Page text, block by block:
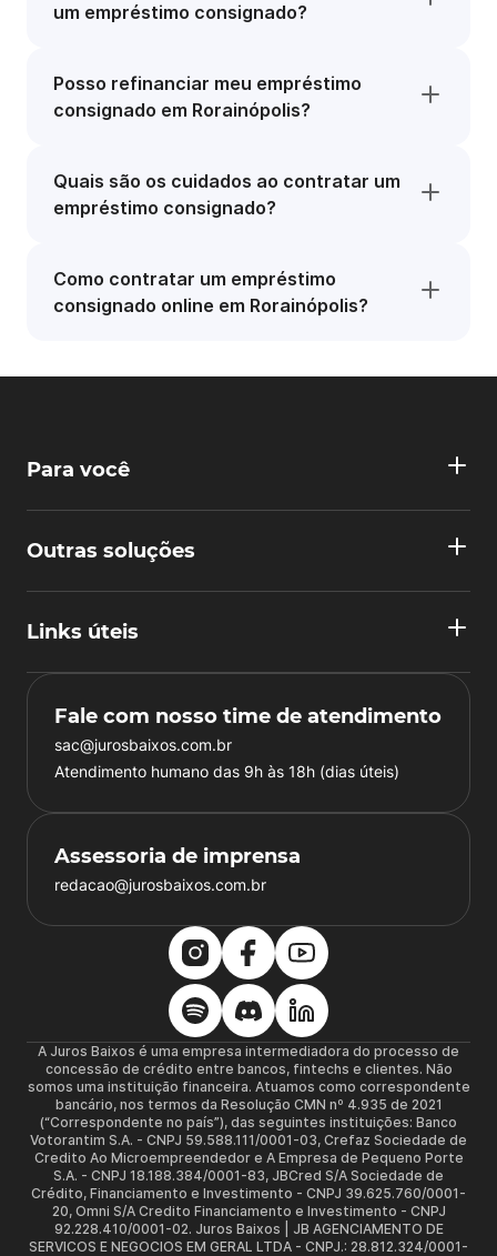
um empréstimo consignado?
Posso refinanciar meu empréstimo
consignado em Rorainópolis?
Quais são os cuidados ao contratar um
empréstimo consignado?
Como contratar um empréstimo
consignado online em Rorainópolis?
Para você
Outras soluções
Links úteis
Fale com nosso time de atendimento
sac@jurosbaixos.com.br
Atendimento humano das 9h às 18h (dias úteis)
Assessoria de imprensa
redacao@jurosbaixos.com.br
A Juros Baixos é uma empresa intermediadora do processo de
concessão de crédito entre bancos, fintechs e clientes. Não
somos uma instituição financeira. Atuamos como correspondente
bancário, nos termos da Resolução CMN nº 4.935 de 2021
(“Correspondente no país”), das seguintes instituições: Banco
Votorantim S.A. - CNPJ 59.588.111/0001-03, Crefaz Sociedade de
Credito Ao Microempreendedor e A Empresa de Pequeno Porte
S.A. - CNPJ 18.188.384/0001-83, JBCred S/A Sociedade de
Crédito, Financiamento e Investimento - CNPJ 39.625.760/0001-
20, Omni S/A Credito Financiamento e Investimento - CNPJ
92.228.410/0001-02. Juros Baixos | JB AGENCIAMENTO DE
SERVICOS E NEGOCIOS EM GERAL LTDA - CNPJ.: 28.812.324/0001-